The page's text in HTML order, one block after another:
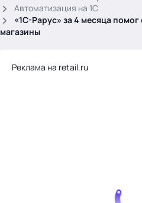
Автоматизация на 1С
«1С-Рарус» за 4 месяца
магазины
Реклама на retail.ru